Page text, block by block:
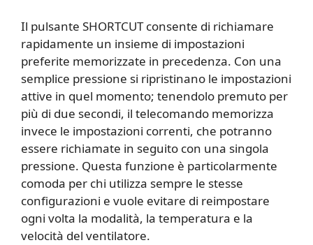
Il pulsante SHORTCUT consente di richiamare
rapidamente un insieme di impostazioni
preferite memorizzate in precedenza. Con una
semplice pressione si ripristinano le impostazioni
attive in quel momento; tenendolo premuto per
più di due secondi, il telecomando memorizza
invece le impostazioni correnti, che potranno
essere richiamate in seguito con una singola
pressione. Questa funzione è particolarmente
comoda per chi utilizza sempre le stesse
configurazioni e vuole evitare di reimpostare
ogni volta la modalità, la temperatura e la
velocità del ventilatore.